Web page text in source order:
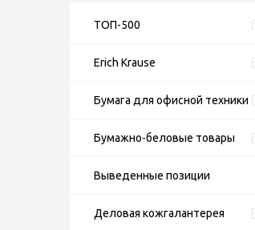
ТОП-500
Erich Krause
Бумага для офисной техники
Бумажно-беловые товары
Выведенные позиции
Деловая кожгалантерея